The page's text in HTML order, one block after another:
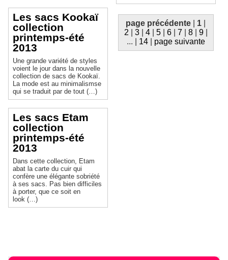
Les sacs Kookaï
collection
printemps-été
2013
Une grande variété de styles
voient le jour dans la nouvelle
collection de sacs de Kookaï.
La mode est au minimalismse
qui se traduit par de tout (…)
Les sacs Etam
collection
printemps-été
2013
Dans cette collection, Etam
abat la carte du cuir qui
confère une élégante sobriété
à ses sacs. Pas bien difficiles
à porter, que ce soit en
look (…)
page précédente 1
2
3| 4| 5| 6| 7 8| 9|
...
14| page suivante